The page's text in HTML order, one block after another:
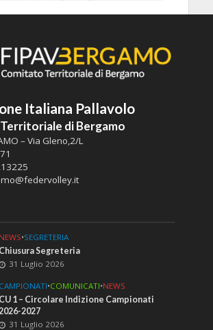
Italiana Pallavolo
di Bergamo
– Via Gleno,2/L
NEWS•SEGRETERIA
Chiusura Segreteria
31 Luglio 2026
CAMPIONATI•COMUNICATI•NEWS
CU 1 – Circolare Indizione Campionati
2027
31 Luglio 2026